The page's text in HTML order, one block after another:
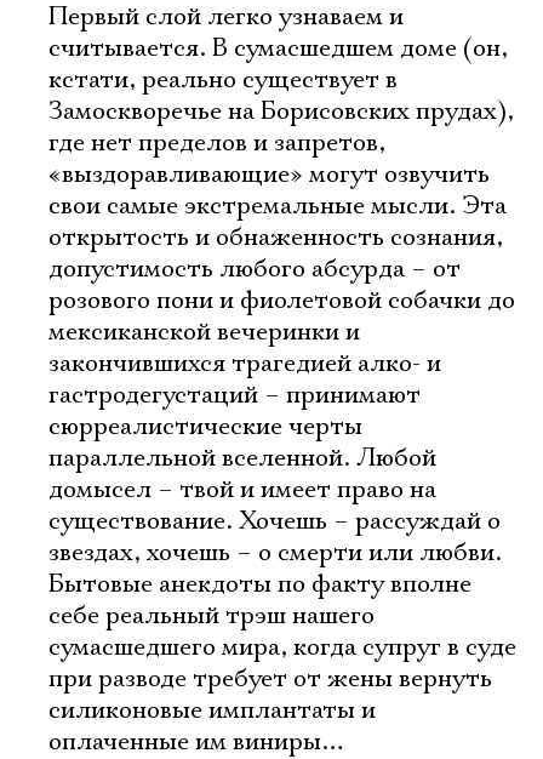
Первый слой легко узнаваем и
считывается. В сумасшедшем доме (он,
кстати, реально существует в
Замоскворечье на Борисовских прудах),
где нет пределов и запретов,
«выздоравливающие» могут озвучить
свои самые экстремальные мысли. Эта
открытость и обнаженность сознания,
допустимость любого абсурда – от
розового пони и фиолетовой собачки до
мексиканской вечеринки и
закончившихся трагедией алко- и
гастродегустаций – принимают
сюрреалистические черты
параллельной вселенной. Любой
домысел – твой и имеет право на
существование. Хочешь – рассуждай о
звездах, хочешь – о смерти или любви.
Бытовые анекдоты по факту вполне
себе реальный трэш нашего
сумасшедшего мира, когда супруг в суде
при разводе требует от жены вернуть
силиконовые имплантаты и
оплаченные им виниры…